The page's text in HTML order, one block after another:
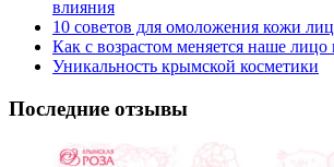
влияния
10 советов для омоложения кожи
Как с возрастом меняется наше
Уникальность крымской косметики
Последние отзывы